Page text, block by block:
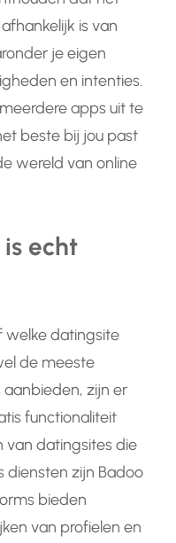
is van
je eigen
en intenties.
apps uit te
beste bij jou past
wereld van online
echt
welke datingsite
de meeste
zijn er
functionaliteit
van datingsites die
diensten zijn Badoo
bieden
van profielen en